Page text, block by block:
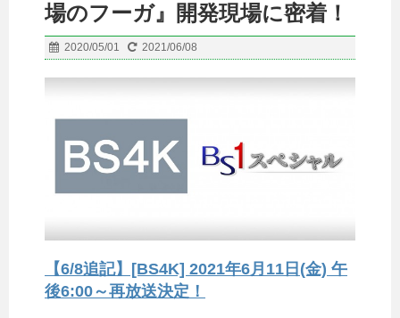
場のフーガ』開発現場に密着！
2020/05/01 2021/06/08
【6/8追記】[BS4K] 2021年6月11日(金) 午
後6:00～再放送決定！